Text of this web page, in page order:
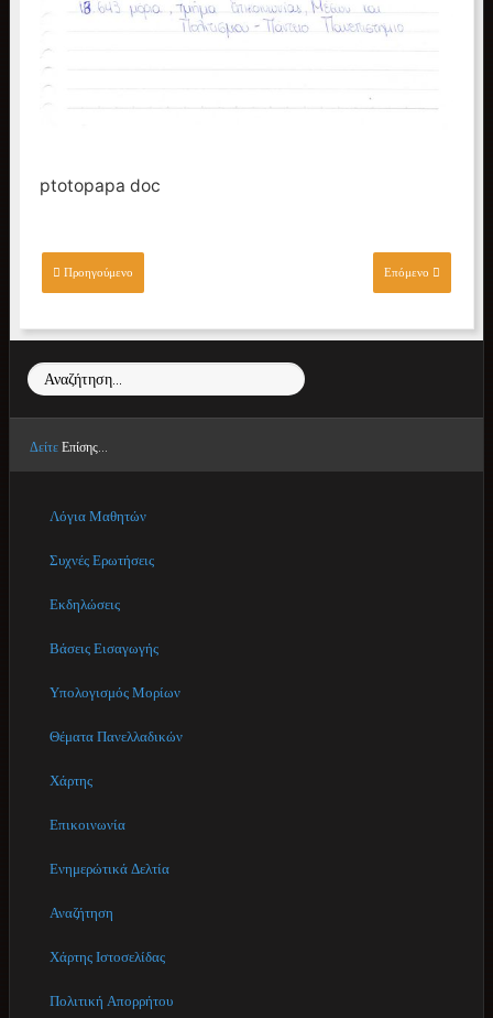
ptotopapa doc
Προηγούμενο Επόμενο
Αναζήτηση...
Δείτε Επίσης...
Λόγια Μαθητών
Συχνές Ερωτήσεις
Εκδηλώσεις
Βάσεις Εισαγωγής
Υπολογισμός Μορίων
Θέματα Πανελλαδικών
Χάρτης
Επικοινωνία
Ενημερώτικά Δελτία
Αναζήτηση
Χάρτης Ιστοσελίδας
Πολιτική Απορρήτου